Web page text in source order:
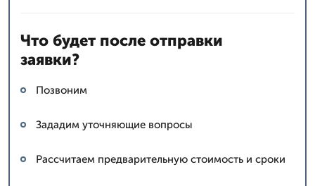
Что будет после отправки
заявки?
Позвоним
Зададим уточняющие вопросы
Рассчитаем предварительную стоимость и сроки